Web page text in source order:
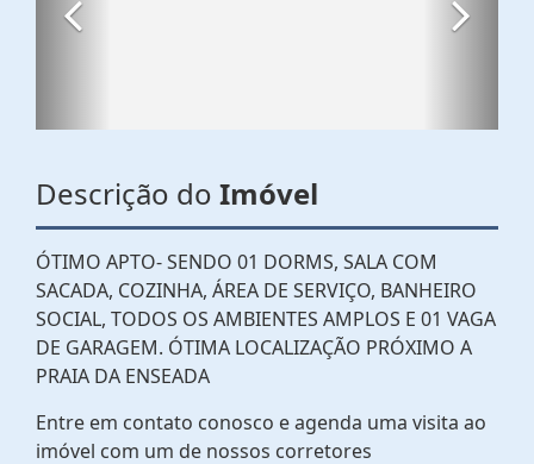
Descrição do Imóvel
ÓTIMO APTO- SENDO 01 DORMS, SALA COM
SACADA, COZINHA, ÁREA DE SERVIÇO, BANHEIRO
SOCIAL, TODOS OS AMBIENTES AMPLOS E 01 VAGA
DE GARAGEM. ÓTIMA LOCALIZAÇÃO PRÓXIMO A
PRAIA DA ENSEADA
Entre em contato conosco e agenda uma visita ao
imóvel com um de nossos corretores